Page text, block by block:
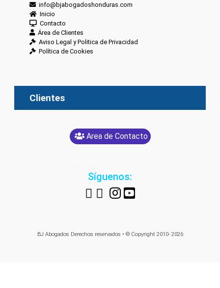
info@bjabogadoshonduras.com
Inicio
Contacto
Área de Clientes
Aviso Legal y Politica de Privacidad
Política de Cookies
Clientes
Area de Contacto
Síguenos:
BJ Abogados Derechos reservados • © Copyright 2010- 2026